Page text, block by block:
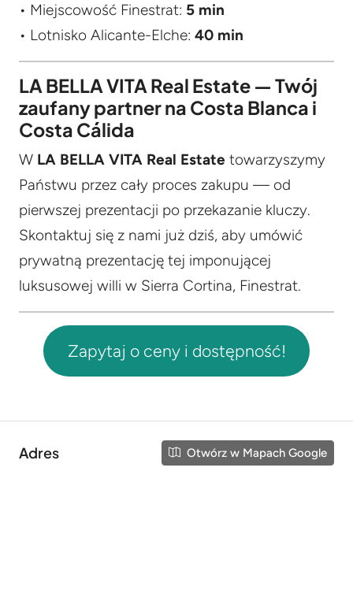
• Miejscowość Finestrat: 5 min
• Lotnisko Alicante-Elche: 40 min
LA BELLA VITA Real Estate — Twój
zaufany partner na Costa Blanca i
Costa Cálida
W LA BELLA VITA Real Estate towarzyszymy
Państwu przez cały proces zakupu — od
pierwszej prezentacji po przekazanie kluczy.
Skontaktuj się z nami już dziś, aby umówić
prywatną prezentację tej imponującej
luksusowej willi w Sierra Cortina, Finestrat.
Zapytaj o ceny i dostępność!
Adres Otwórz w Mapach Google